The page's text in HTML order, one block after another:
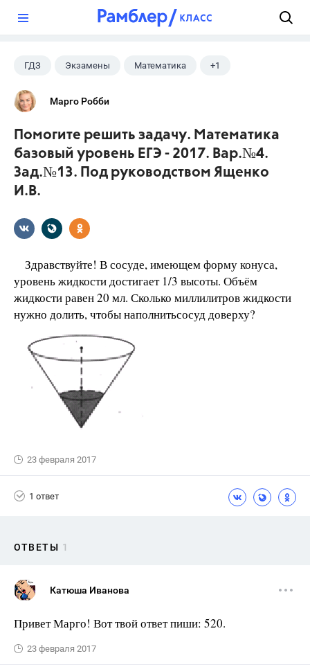
ГДЗ Экзамены Математика +1
Ященко И.В.
Марго Робби
Помогите решить задачу. Математика
базовый уровень ЕГЭ - 2017. Вар.№4.
Зад.№13. Под руководством Ященко
И.В.
Здравствуйте! В сосуде, имеющем форму конуса,
уровень жидкости достигает 1/3 высоты. Объём
жидкости равен 20 мл. Сколько миллилитров жидкости
нужно долить, чтобы наполнитьсосуд доверху?
23 февраля 2017
1 ответ
ОТВЕТЫ 1
Катюша Иванова
Привет Марго! Вот твой ответ пиши: 520.
23 февраля 2017